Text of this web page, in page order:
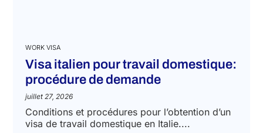
WORK VISA
Visa italien pour travail domestique:
procédure de demande
juillet 27, 2026
Conditions et procédures pour l’obtention d’un
visa de travail domestique en Italie....